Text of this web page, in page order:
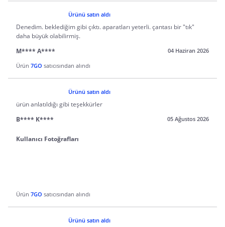
Ürünü satın aldı
Denedim. beklediğim gibi çıktı. aparatları yeterli. çantası bir "tık"
daha büyük olabilirmiş.
M**** A****
04 Haziran 2026
Ürün 7GO satıcısından alındı
Ürünü satın aldı
ürün anlatıldığı gibi teşekkürler
B**** K****
05 Ağustos 2026
Kullanıcı Fotoğrafları
Ürün 7GO satıcısından alındı
Ürünü satın aldı